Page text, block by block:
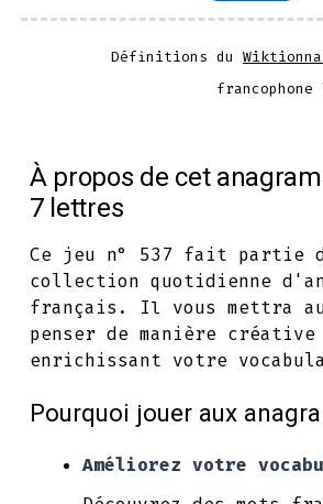
Définitions du
À propos de cet
7 lettres
Ce jeu n° 537 fait partie
collection quotidienne
français. Il vous mettra
penser de manière
enrichissant votre
Pourquoi jouer aux
Améliorez votre